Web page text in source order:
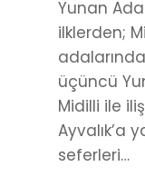
Yunan
ilklerden;
üçüncü
Midilli ile
Ayvalık’a
seferleri…